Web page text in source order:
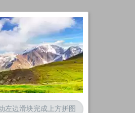
加载中
左边滑块完成上方拼图